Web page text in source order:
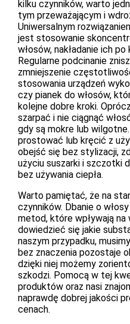
kilku czynników, warto
tym przeważającym i
Uniwersalnym
jest stosowanie
włosów, nakładanie ich
Regularne podcinanie
zmniejszenie
stosowania urządzeń
czy pianek do włosów,
kolejne dobre kroki.
szarpać i nie ciągnąć
gdy są mokre lub
prostować lub kręcić z
obejść się bez stylizacji,
użyciu suszarki i szczotki
bez używania ciepła.
Warto pamiętać, że na
czynników. Dbanie o
metod, które wpływają
dowiedzieć się jakie
naszym przypadku,
bez znaczenia pozostaje
dzięki niej możemy
szkodzi. Pomocą w tej
produktów oraz nasi
naprawdę dobrej jakości
cenach.